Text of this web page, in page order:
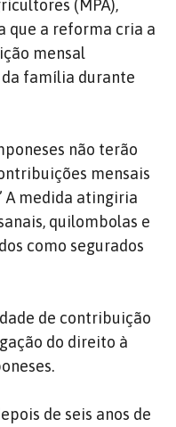
(MPA),
que a reforma cria a
mensal
família durante
não terão
mensais
A medida atingiria
quilombolas e
como segurados
de contribuição
do direito à
de seis anos de